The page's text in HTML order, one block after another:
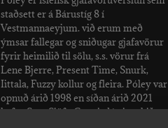
staðsett er á Bárustíg 8 í
Vestmannaeyjum. við erum með
ýmsar fallegar og sniðugar gjafavörur
fyrir heimilið til sölu, s.s. vörur frá
Lene Bjerre, Present Time, Snurk,
Iittala, Fuzzy kollur og fleira. Póley var
opnuð árið 1998 en síðan árið 2021
hefur Sara Sjöfn Grettisdóttir rekið